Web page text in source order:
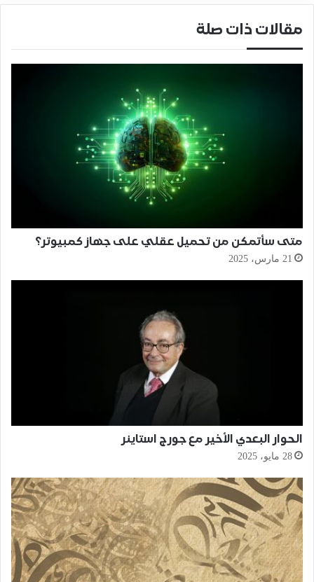
مقالات ذات صلة
متى سأتمكن من تحميل عقلي على جهاز كمبيوتر؟
21 مارس، 2025
الحوار البعدي الأخير مع جورج استاينر
28 مايو، 2025